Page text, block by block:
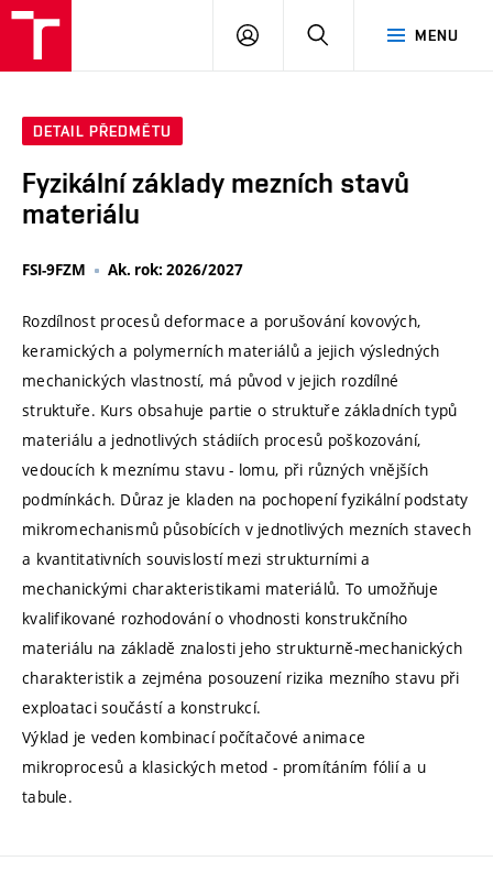
MENU
PŘIHLÁSIT
DETAIL PŘEDMĚTU
Fyzikální základy mezních stavů
materiálu
FSI-9FZM Ak. rok: 2026/2027
Rozdílnost procesů deformace a porušování kovových,
keramických a polymerních materiálů a jejich výsledných
mechanických vlastností, má původ v jejich rozdílné
struktuře. Kurs obsahuje partie o struktuře základních typů
materiálu a jednotlivých stádiích procesů poškozování,
vedoucích k meznímu stavu - lomu, při různých vnějších
podmínkách. Důraz je kladen na pochopení fyzikální podstaty
mikromechanismů působících v jednotlivých mezních stavech
a kvantitativních souvislostí mezi strukturními a
mechanickými charakteristikami materiálů. To umožňuje
kvalifikované rozhodování o vhodnosti konstrukčního
materiálu na základě znalosti jeho strukturně-mechanických
charakteristik a zejména posouzení rizika mezního stavu při
exploataci součástí a konstrukcí.
Výklad je veden kombinací počítačové animace
mikroprocesů a klasických metod - promítáním fólií a u
tabule.